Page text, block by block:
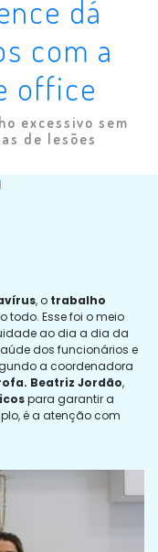
dá
com a
office
excessivo sem
de lesões
, o trabalho
Esse foi o meio
ao dia a dia da
dos funcionários e
a coordenadora
Beatriz Jordão,
para garantir a
é a atenção com